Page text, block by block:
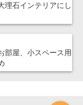
理石インテリアにし
部屋、小スペース用